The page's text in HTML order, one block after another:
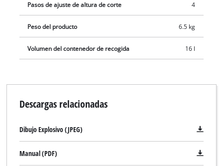
Pasos de ajuste de altura de corte 4
Peso del producto 6.5 kg
Volumen del contenedor de recogida 16 l
Descargas relacionadas
Dibujo Explosivo (JPEG)
Manual (PDF)